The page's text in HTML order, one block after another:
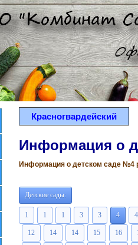
Красногвардейский
Информация о
Информация о детском саде №4
Детские сады:
1 1 1 3 3 4 4
12 14 14 15 16